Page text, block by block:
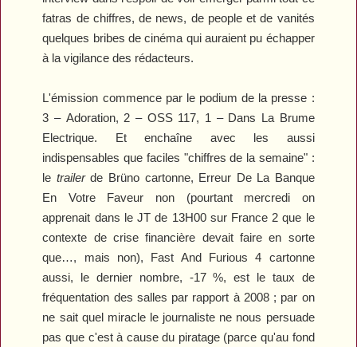
fatras de chiffres, de news, de people et de vanités
quelques bribes de cinéma qui auraient pu échapper
à la vigilance des rédacteurs.
L'émission commence par le podium de la presse :
3 – Adoration, 2 – OSS 117, 1 – Dans La Brume
Electrique. Et enchaîne avec les aussi
indispensables que faciles "chiffres de la semaine" :
le trailerde Brünocartonne, Erreur De La Banque
En Votre Faveur non (pourtant mercredi on
apprenait dans le JT de 13H00 sur France 2 que le
contexte de crise financière devait faire en sorte
que…, mais non), Fast And Furious 4 cartonne
aussi, le dernier nombre, -17 %, est le taux de
fréquentation des salles par rapport à 2008 ; par on
ne sait quel miracle le journaliste ne nous persuade
pas que c'est à cause du piratage (parce qu'au fond